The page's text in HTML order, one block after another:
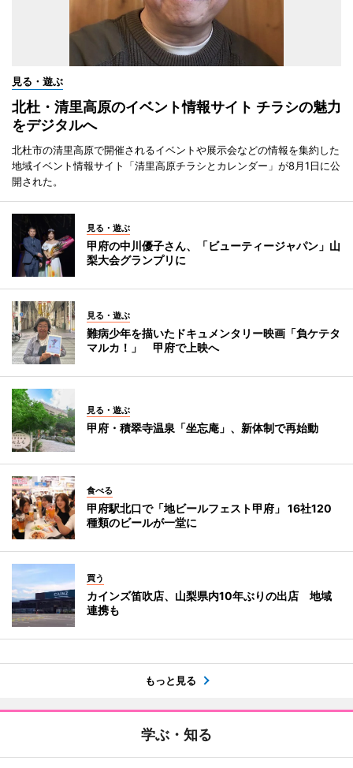
見る・遊ぶ
北杜・清里高原のイベント情報サイト チラシの魅力
をデジタルへ
北杜市の清里高原で開催されるイベントや展示会などの情報を集約した
地域イベント情報サイト「清里高原チラシとカレンダー」が8月1日に公
開された。
見る・遊ぶ
甲府の中川優子さん、「ビューティージャパン」山
梨大会グランプリに
見る・遊ぶ
難病少年を描いたドキュメンタリー映画「負ケテタ
マルカ！」 甲府で上映へ
見る・遊ぶ
甲府・積翠寺温泉「坐忘庵」、新体制で再始動
食べる
甲府駅北口で「地ビールフェスト甲府」 16社120
種類のビールが一堂に
買う
カインズ笛吹店、山梨県内10年ぶりの出店 地域
連携も
もっと見る
学ぶ・知る